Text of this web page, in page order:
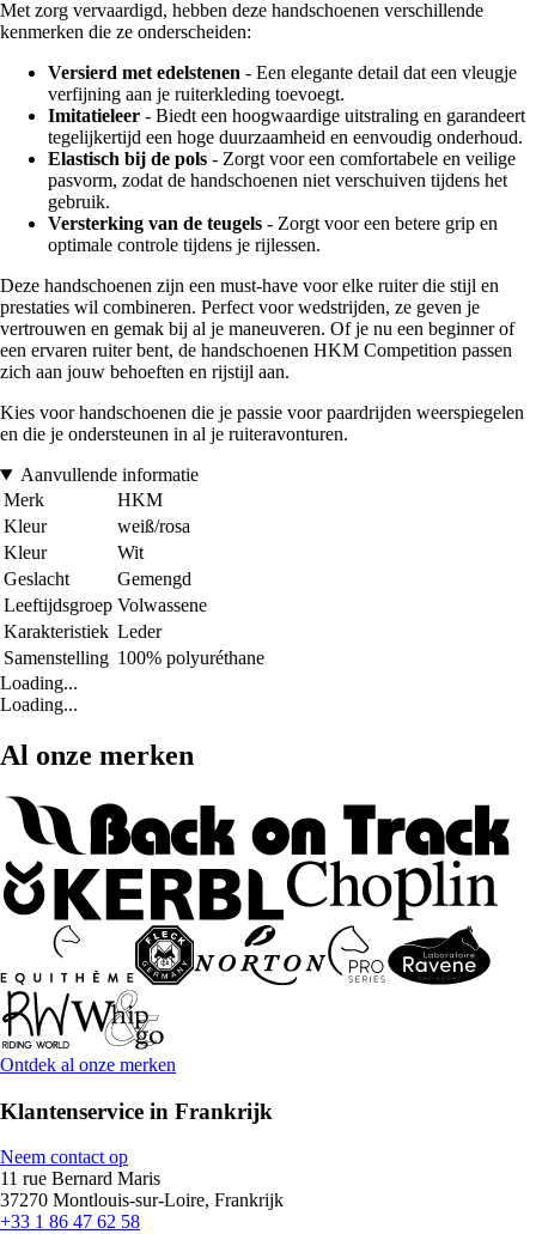
Met zorg vervaardigd, hebben deze handschoenen verschillende
kenmerken die ze onderscheiden:
Versierd met edelstenen - Een elegante detail dat een vleugje
verfijning aan je ruiterkleding toevoegt.
Imitatieleer - Biedt een hoogwaardige uitstraling en garandeert
tegelijkertijd een hoge duurzaamheid en eenvoudig onderhoud.
Elastisch bij de pols - Zorgt voor een comfortabele en veilige
pasvorm, zodat de handschoenen niet verschuiven tijdens het
gebruik.
Versterking van de teugels - Zorgt voor een betere grip en
optimale controle tijdens je rijlessen.
Deze handschoenen zijn een must-have voor elke ruiter die stijl en
prestaties wil combineren. Perfect voor wedstrijden, ze geven je
vertrouwen en gemak bij al je maneuveren. Of je nu een beginner of
een ervaren ruiter bent, de handschoenen HKM Competition passen
zich aan jouw behoeften en rijstijl aan.
Kies voor handschoenen die je passie voor paardrijden weerspiegelen
en die je ondersteunen in al je ruiteravonturen.
Aanvullende informatie
Merk
HKM
Kleur
weiß/rosa
Kleur
Wit
Geslacht
Gemengd
Leeftijdsgroep Volwassene
Karakteristiek Leder
Samenstelling 100% polyuréthane
Loading...
Loading...
Al onze merken
Ontdek al onze merken
Klantenservice in Frankrijk
Neem contact op
11 rue Bernard Maris
37270 Montlouis-sur-Loire, Frankrijk
+33 1 86 47 62 58